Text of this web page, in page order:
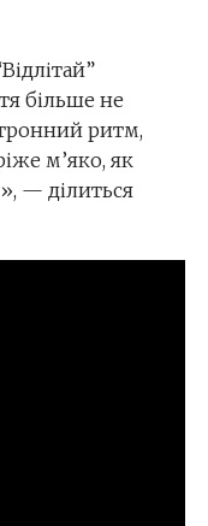
більше не
ритм,
м’яко, як
— ділиться